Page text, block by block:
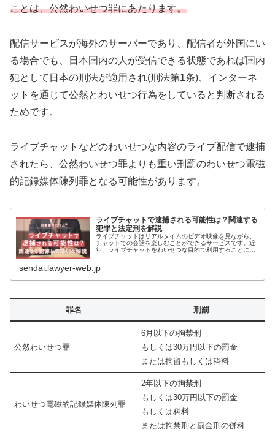
ことは、公然わいせつ罪にあたります。
配信サービスが海外のサーバーであり、配信者が外国にい
る場合でも、日本国内の人が受信できる状態であれば国内
犯として日本の刑法が適用され(刑法第1条)、インターネ
ットを通じて公然とわいせつ行為をしていると判断される
ためです。
ライブチャットなどのわいせつな内容のライブ配信で逮捕
されたら、公然わいせつ罪よりも重い刑罰のわいせつ電磁
的記録媒体陳列罪となる可能性があります。
ライブチャットで逮捕される可能性は？関連する
犯罪と法定刑を解説
ライブチャットはリアルタイムのビデオ映像を見ながら、
チャットでの会話を楽しむことができるサービスです。近
年、ライブチャットをわいせつな目的で利用することによ
sendai.lawyer-web.jp
罪名 刑罰
公然わいせつ罪
6月以下の拘禁刑
もしくは30万円以下の罰金
または拘留もしくは科料
わいせつ電磁的記録媒体陳列罪
2年以下の拘禁刑
もしくは30万円以下の罰金
もしくは科料
または拘禁刑と罰金刑の併科